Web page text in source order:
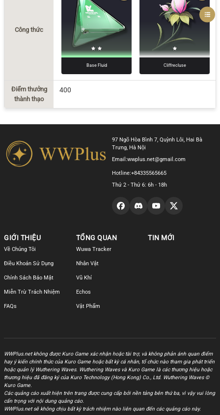
Công thức
Base Fluid Cliffrecluse
Điểm thưởng
thành thạo
400
97 Ngõ Hòa Bình 7, Quỳnh Lôi, Hai Bà
Trưng, Hà Nội
Email:wwplus.net@gmail.com
Hotline:+84335565665
Thứ 2 - Thứ 6: 6h - 18h
GIỚI THIỆU
Về Chúng Tôi
Điều Khoản Sử Dụng
Chính Sách Bảo Mật
Miễn Trừ Trách Nhiệm
FAQs
TỔNG QUAN
Wuwa Tracker
Nhân Vật
Vũ Khí
Echos
Vật Phẩm
TIN MỚI
WWPlus.net không được Kuro Game xác nhận hoặc tài trợ, và không phản ánh quan điểm
hay ý kiến chính thức của Kuro Game hoặc bất kỳ cá nhân, tổ chức nào tham gia phát triển
hoặc quản lý Wuthering Waves. Wuthering Waves và Kuro Game là các thương hiệu hoặc
thương hiệu đã đăng ký của Kuro Technology (Hong Kong) Co., Ltd. Wuthering Waves ©
Kuro Game.
Các quảng cáo xuất hiện trên trang được cung cấp bởi nền tảng bên thứ ba, vì vậy vui lòng
cẩn trọng với nội dung quảng cáo.
WWPlus.net sẽ không chịu bất kỳ trách nhiệm nào liên quan đến các quảng cáo này.